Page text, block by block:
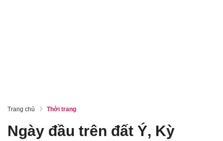
Trang chủ Thời trang
Ngày đầu trên đất Ý, Kỳ